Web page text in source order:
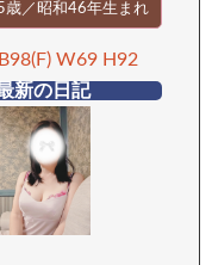
。 ーーー
ーーーーーー
歳／昭和46年生まれ
W69 H92
新の日記